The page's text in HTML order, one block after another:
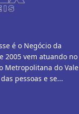
é o Negócio da
2005 vem atuando no
Metropolitana do Vale
pessoas e se...